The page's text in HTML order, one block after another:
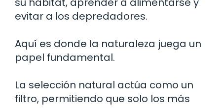
evitar a los depredadores.
Aquí es donde la naturaleza juega un
papel fundamental.
La selección natural actúa como un
filtro, permitiendo que solo los más